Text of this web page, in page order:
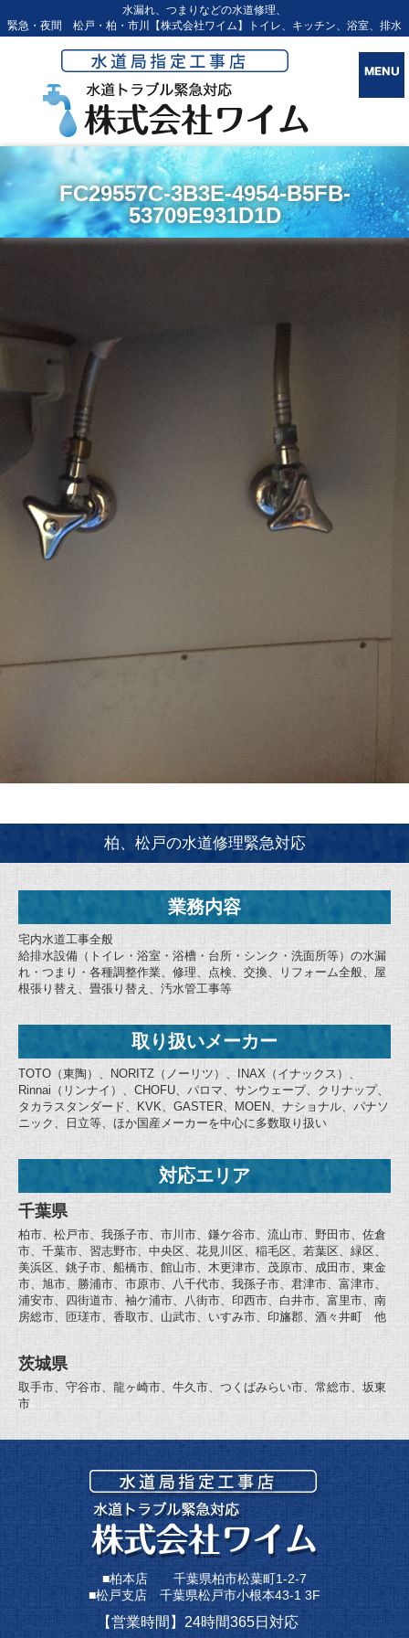
水漏れ、つまりなどの水道修理、
緊急・夜間 松戸・柏・市川【株式会社ワイム】トイレ、キッチン、浴室、排水
FC29557C-3B3E-4954-B5FB-
53709E931D1D
柏、松戸の水道修理緊急対応
業務内容
宅内水道工事全般
給排水設備（トイレ・浴室・浴槽・台所・シンク・洗面所等）の水漏
れ・つまり・各種調整作業、修理、点検、交換、リフォーム全般、屋
根張り替え、畳張り替え、汚水管工事等
取り扱いメーカー
TOTO（東陶）、NORITZ（ノーリツ）、INAX（イナックス）、
Rinnai（リンナイ）、CHOFU、パロマ、サンウェーブ、クリナップ、
タカラスタンダード、KVK、GASTER、MOEN、ナショナル、パナソ
ニック、日立等、ほか国産メーカーを中心に多数取り扱い
対応エリア
千葉県
柏市、松戸市、我孫子市、市川市、鎌ケ谷市、流山市、野田市、佐倉
市、千葉市、習志野市、中央区、花見川区、稲毛区、若葉区、緑区、
美浜区、銚子市、船橋市、館山市、木更津市、茂原市、成田市、東金
市、旭市、勝浦市、市原市、八千代市、我孫子市、君津市、富津市、
浦安市、四街道市、袖ケ浦市、八街市、印西市、白井市、富里市、南
房総市、匝瑳市、香取市、山武市、いすみ市、印旛郡、酒々井町 他
茨城県
取手市、守谷市、龍ヶ崎市、牛久市、つくばみらい市、常総市、坂東
市
■柏本店 千葉県柏市松葉町1-2-7
■松戸支店 千葉県松戸市小根本43-1 3F
【営業時間】24時間365日対応